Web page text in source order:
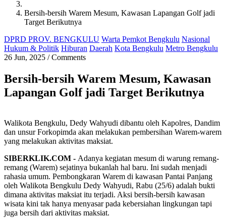
Bersih-bersih Warem Mesum, Kawasan Lapangan Golf jadi
Target Berikutnya
DPRD PROV. BENGKULU Warta Pemkot Bengkulu Nasional
Hukum & Politik Hiburan Daerah Kota Bengkulu Metro Bengkulu
26 Jun, 2025 /Comments
Bersih-bersih Warem Mesum, Kawasan
Lapangan Golf jadi Target Berikutnya
Walikota Bengkulu, Dedy Wahyudi dibantu oleh Kapolres, Dandim
dan unsur Forkopimda akan melakukan pembersihan Warem-warem
yang melakukan aktivitas maksiat.
SIBERKLIK.COM - Adanya kegiatan mesum di warung remang-
remang (Warem) sejatinya bukanlah hal baru. Ini sudah menjadi
rahasia umum. Pembongkaran Warem di kawasan Pantai Panjang
oleh Walikota Bengkulu Dedy Wahyudi, Rabu (25/6) adalah bukti
dimana aktivitas maksiat itu terjadi. Aksi bersih-bersih kawasan
wisata kini tak hanya menyasar pada kebersiahan lingkungan tapi
juga bersih dari aktivitas maksiat.